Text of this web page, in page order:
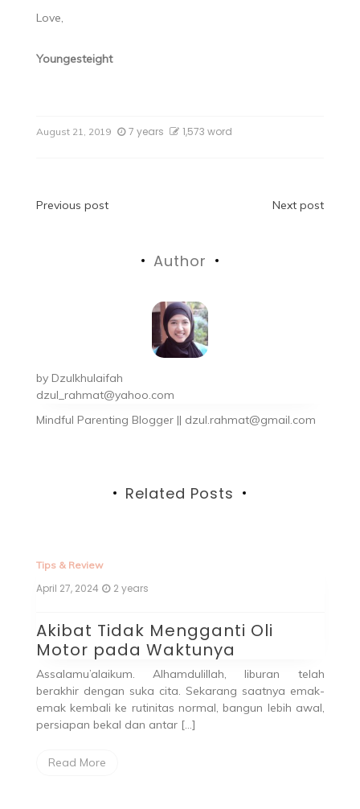
Love,
Youngesteight
August 21, 2019 7 years 1,573 word
Previous post Next post
Author
by Dzulkhulaifah
dzul_rahmat@yahoo.com
Mindful Parenting Blogger || dzul.rahmat@gmail.com
Related Posts
Tips & Review
April 27, 2024 2 years
Akibat Tidak Mengganti Oli
Motor pada Waktunya
Assalamu’alaikum. Alhamdulillah, liburan telah
berakhir dengan suka cita. Sekarang saatnya emak-
emak kembali ke rutinitas normal, bangun lebih awal,
persiapan bekal dan antar […]
Read More